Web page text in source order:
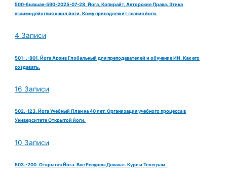
500-бывшая-590-2025-07-28. Йога, Копирайт, Авторские Права. Этика
взаимодействия школ йоги. Кому принадлежит знания йоги.
4 Записи
501- .-801. Йога Архив Глобальный для преподавателей и обучение ИИ. Как его
создавать.
16 Записи
502.-123. Йога Учебный План на 40 лет. Организация учебного процесса в
Университете Открытой йоги.
10 Записи
503.-200. Открытая Йога. Все Ресурсы Деканат. Курс и Телеграм.